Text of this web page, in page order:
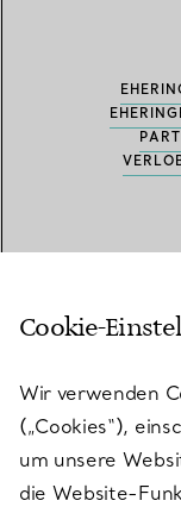
besonders
Tiffany Forever
Design mit klaren
18 Karat Gold
Cookie-
Wir verwenden
(„Cookies“),
um unsere
die Website-